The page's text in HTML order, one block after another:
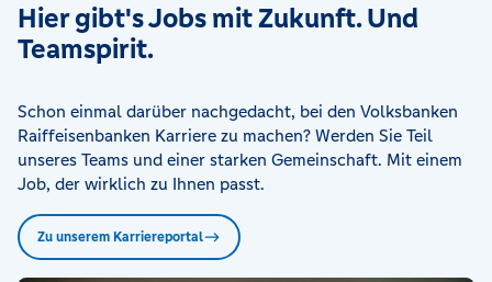
Hier gibt's Jobs mit Zukunft. Und
Teamspirit.
Schon einmal darüber nachgedacht, bei den Volksbanken
Raiffeisenbanken Karriere zu machen? Werden Sie Teil
unseres Teams und einer starken Gemeinschaft. Mit einem
Job, der wirklich zu Ihnen passt.
Zu unserem Karriereportal